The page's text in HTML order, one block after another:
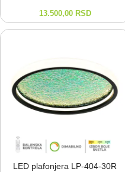
13.500,00 RSD
LED plafonjera LP-⁠404-⁠30R